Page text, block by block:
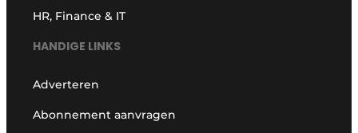
HR, Finance & IT
HANDIGE LINKS
Adverteren
Abonnement aanvragen